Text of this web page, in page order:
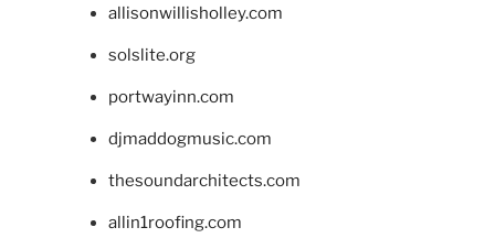
allisonwillisholley.com
solslite.org
portwayinn.com
djmaddogmusic.com
thesoundarchitects.com
allin1roofing.com